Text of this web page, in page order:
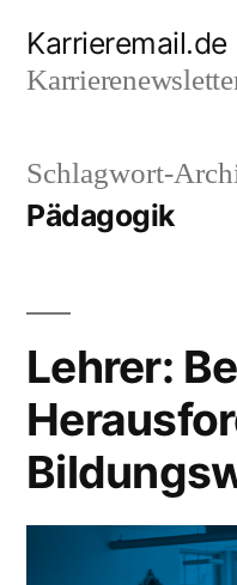
Inhalt
Karrieremail.de
Schlagwort-
Pädagogik
Lehrer: